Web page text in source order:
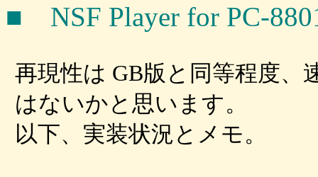
■ NSF Player for PC-
再現性は GB版と同等程度、
はないかと思います。
以下、実装状況とメモ。